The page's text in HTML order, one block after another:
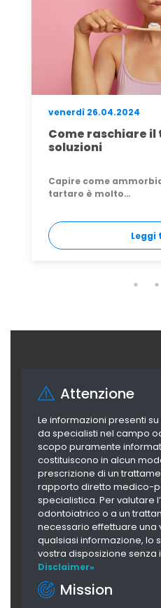
giovedì 07.05.2026
Rimedi denti
professionali e
Ti è mai capitato di
Leggi
Attenzione
Le informazioni presenti
da specialisti nel campo
scopo puramente
costituiscono in alcun
prescrizione di un
rapporto diretto medico-
specialistica. Per valutare
odontoiatrico o a un
necessario effettuare una
qualsiasi informazione, lo
vostra disposizione senza
Disclaimer»
Mission